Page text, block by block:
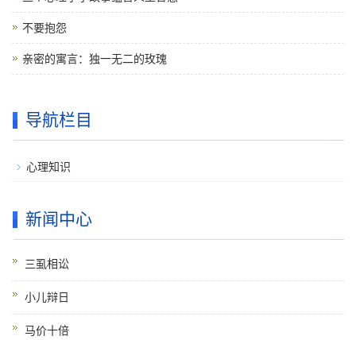
不要抱怨
亲密的寓言：独一无二的玫瑰
导航栏目
心理知识
新闻中心
三虱相讼
小儿辩日
马价十倍